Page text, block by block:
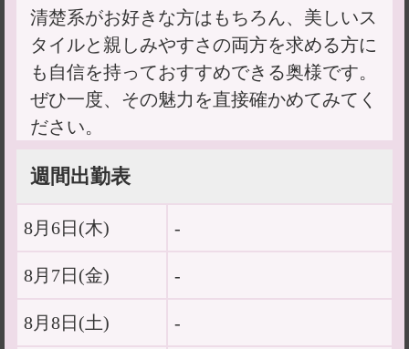
清楚系がお好きな方はもちろん、美しいス
タイルと親しみやすさの両方を求める方に
も自信を持っておすすめできる奥様です。
ぜひ一度、その魅力を直接確かめてみてく
ださい。
週間出勤表
8月6日(木) -
8月7日(金) -
8月8日(土) -